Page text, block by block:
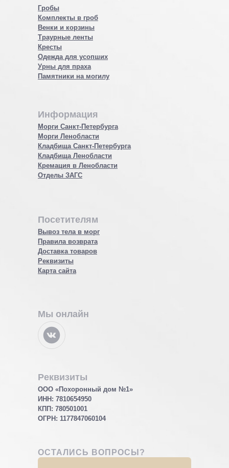
Гробы
Комплекты в гроб
Венки и корзины
Траурные ленты
Кресты
Одежда для усопших
Урны для праха
Памятники на могилу
Посетителям
Вывоз тела в морг
Правила возврата
Доставка товаров
Реквизиты
Карта сайта
Информация
Морги Санкт-Петербурга
Морги Ленобласти
Кладбища Санкт-Петербурга
Кладбища Ленобласти
Кремация в Ленобласти
Отделы ЗАГС
Мы онлайн
ОСТАЛИСЬ ВОПРОСЫ?
Реквизиты
ООО «Похоронный дом №1»
ИНН: 7810654950
КПП: 780501001
ОГРН: 1177847060104